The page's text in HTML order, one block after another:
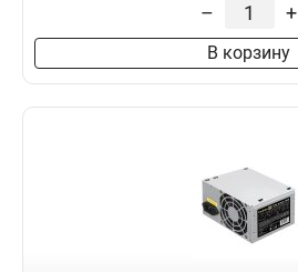
– +
В корзину